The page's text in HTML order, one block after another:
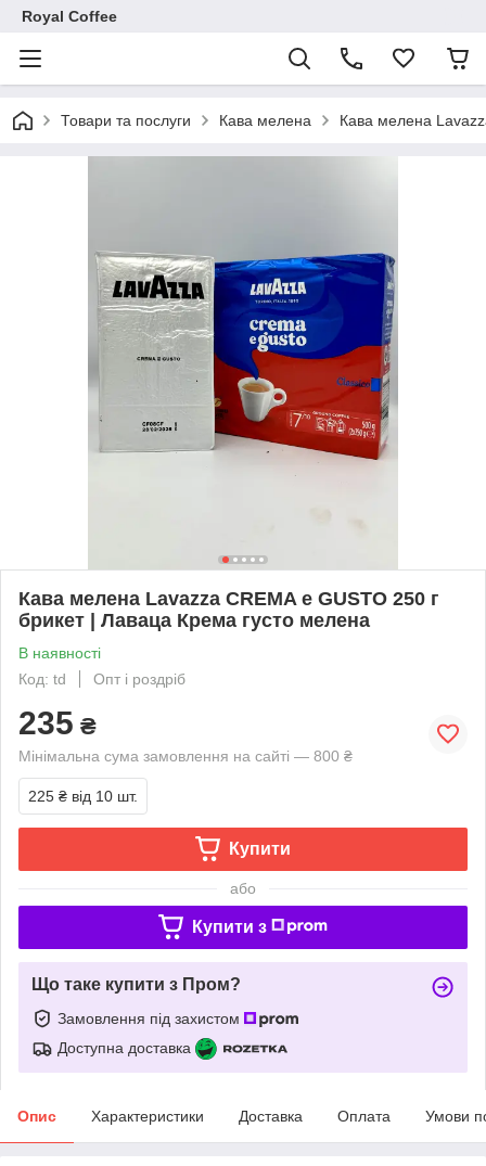
Royal Coffee
Товари та послуги Кава мелена Кава мелена
Кава мелена Lavazza CREMA e GUSTO 250 г
брикет | Лаваца Крема густо мелена
В наявності
Код: td
Опт і роздріб
235 ₴
Мінімальна сума замовлення на сайті — 800 ₴
225 ₴ від 10 шт.
Купити
або
Купити з
Що таке купити з Пром?
Замовлення під захистом
Доступна доставка
Опис Характеристики Доставка Оплата Умови